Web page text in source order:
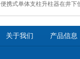
便携式单体支柱升柱器在井下
关于我们 产品信息